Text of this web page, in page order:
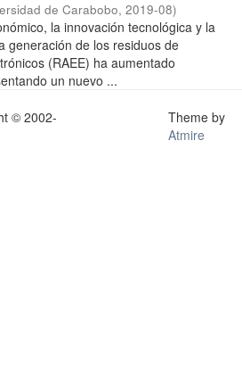
de Carabobo, 2019-08)
la innovación tecnológica y la
generación de los residuos de
(RAEE) ha aumentado
un nuevo ...
© 2002-
Theme by
Atmire